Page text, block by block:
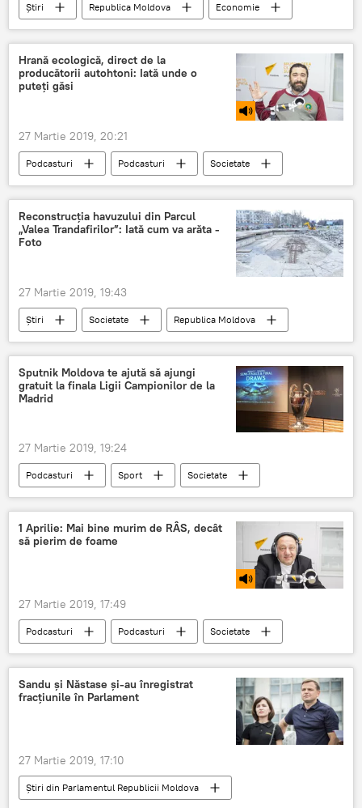
Știri Republica Moldova
Economie
Moldova
milioane
record
Foto
Hrană ecologică, direct de la
producătorii autohtoni: Iată unde o
puteți găsi
27 Martie 2019, 20:21
Podcasturi Podcasturi
Societate
Știri
Republica Moldova
Sănătate
produse ecologice
producători autohtoni
Reconstrucția havuzului din Parcul
„Valea Trandafirilor”: Iată cum va arăta -
Foto
27 Martie 2019, 19:43
Știri Societate
Republica Moldova
Primăria Capitalei
anunt bomba
Foto
Sputnik Moldova te ajută să ajungi
gratuit la finala Ligii Campionilor de la
Madrid
27 Martie 2019, 19:24
Podcasturi Sport
Societate
Știri
Republica Moldova
1 aprilie
sputnik md
Liga campionilor finala
1 Aprilie: Mai bine murim de RÂS, decât
să pierim de foame
27 Martie 2019, 17:49
Podcasturi Podcasturi
Societate
Știri
Republica Moldova
râs
Evenimente
1 aprilie
1 aprilie - Ziua păcălelilor
Sandu și Năstase și-au înregistrat
fracțiunile în Parlament
27 Martie 2019, 17:10
Știri din Parlamentul Republicii Moldova